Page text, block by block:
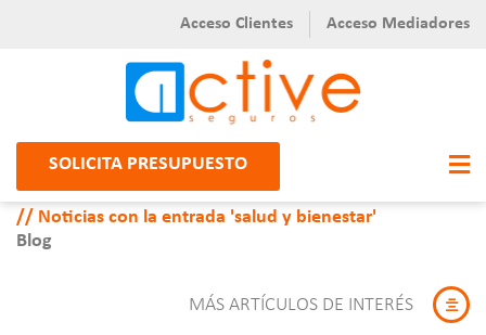
Acceso Clientes Acceso Mediadores
SOLICITA PRESUPUESTO
Noticias con la entrada 'salud y bienestar'
Blog
MÁS ARTÍCULOS DE INTERÉS